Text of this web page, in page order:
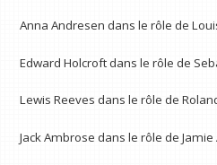
Anna Andresen dans le rôle de
Edward Holcroft dans le rôle de
Lewis Reeves dans le rôle de
Jack Ambrose dans le rôle de